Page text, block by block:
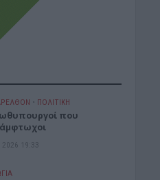
• ΠΟΛΙΤΙΚΗ
που
19:33